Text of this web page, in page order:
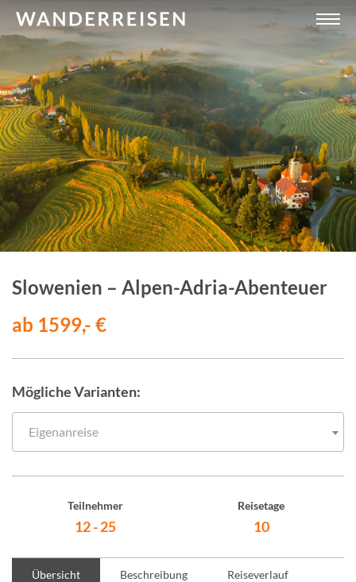
Slowenien – Alpen-Adria-Abenteuer
ab 1599,- €
Mögliche Varianten:
Eigenanreise
Teilnehmer
12 - 25
Reisetage
10
Übersicht Beschreibung Reiseverlauf